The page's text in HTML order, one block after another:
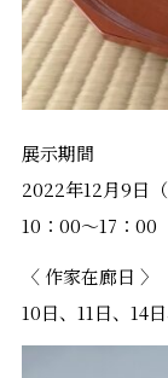
展示期間
2022年12月9日
10：00～17：00
〈 作家在廊日 〉
10日、11日、14